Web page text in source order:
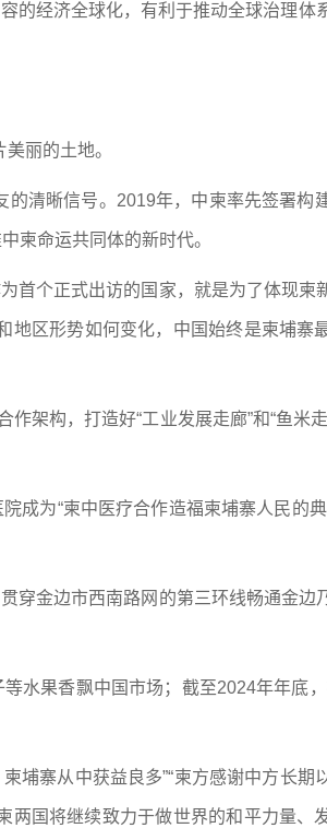
的经济全球化，有利于推动全球治理体
丽的土地。
清晰信号。2019年，中柬率先签署构
柬命运共同体的新时代。
首个正式出访的国家，就是为了体现柬
区形势如何变化，中国始终是柬埔寨
架构，打造好“工业发展走廊”和“鱼米
为“柬中医疗合作造福柬埔寨人民的典
金边市西南路网的第三环线畅通金边
水果香飘中国市场；截至2024年年底，
埔寨从中获益良多”“柬方感谢中方长期
国将继续致力于做世界的和平力量、